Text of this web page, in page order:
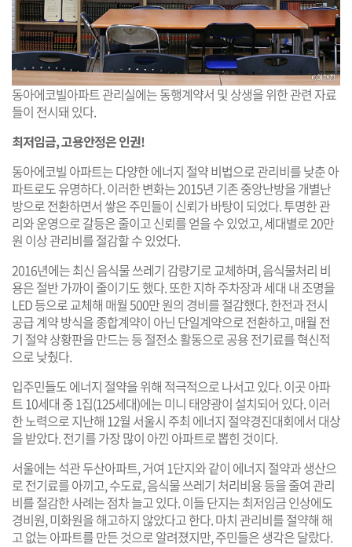
동아에코빌아파트 관리실에는 동행계약서 및 상생을 위한 관련 자료
들이 전시돼 있다.
최저임금, 고용안정은 인권!
동아에코빌 아파트는 다양한 에너지 절약 비법으로 관리비를 낮춘 아
파트로도 유명하다. 이러한 변화는 2015년 기존 중앙난방을 개별난
방으로 전환하면서 쌓은 주민들이 신뢰가 바탕이 되었다. 투명한 관
리와 운영으로 갈등은 줄이고 신뢰를 얻을 수 있었고, 세대별로 20만
원 이상 관리비를 절감할 수 있었다.
2016년에는 최신 음식물 쓰레기 감량기로 교체하며, 음식물처리 비
용은 절반 가까이 줄이기도 했다. 또한 지하 주차장과 세대 내 조명을
LED 등으로 교체해 매월 500만 원의 경비를 절감했다. 한전과 전시
공급 계약 방식을 종합계약이 아닌 단일계약으로 전환하고, 매월 전
기 절약 상황판을 만드는 등 절전소 활동으로 공용 전기료를 혁신적
으로 낮췄다.
입주민들도 에너지 절약을 위해 적극적으로 나서고 있다. 이곳 아파
트 10세대 중 1집(125세대)에는 미니 태양광이 설치되어 있다. 이러
한 노력으로 지난해 12월 서울시 주최 에너지 절약경진대회에서 대상
을 받았다. 전기를 가장 많이 아낀 아파트로 뽑힌 것이다.
서울에는 석관 두산아파트, 거여 1단지와 같이 에너지 절약과 생산으
로 전기료를 아끼고, 수도료, 음식물 쓰레기 처리비용 등을 줄여 관리
비를 절감한 사례는 점차 늘고 있다. 이들 단지는 최저임금 인상에도
경비원, 미화원을 해고하지 않았다고 한다. 마치 관리비를 절약해 해
고 없는 아파트를 만든 것으로 알려졌지만, 주민들은 생각은 달랐다.